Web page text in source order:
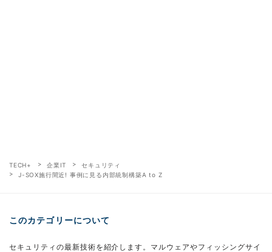
TECH+ 企業IT
セキュリティ
J-SOX施行間近! 事例に見る内部統制構築A to Z
このカテゴリーについて
セキュリティの最新技術を紹介します。マルウェアやフィッシングサイ